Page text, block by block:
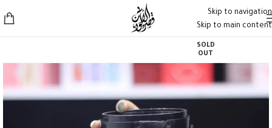
Skip to navigation
Skip to main content
SOLD
OUT